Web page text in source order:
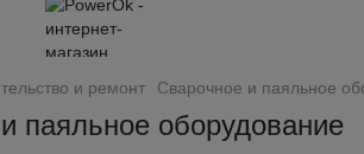
и ремонт Сварочное и паяльное
паяльное оборудование